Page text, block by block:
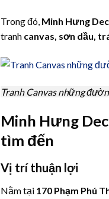
Trong đó, Minh Hưng
tranh canvas, sơn dầu,
Tranh Canvas những
Minh Hưng
tìm đến
Vị trí thuận lợi
Nằm tại 170 Phạm Phú